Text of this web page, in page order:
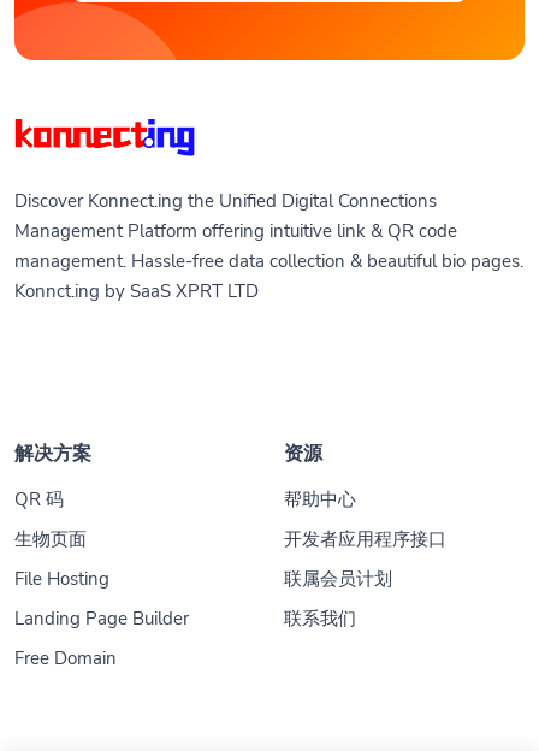
Discover Konnect.ing the Unified Digital Connections
Management Platform offering intuitive link & QR code
management. Hassle-free data collection & beautiful bio pages.
Konnct.ing by SaaS XPRT LTD
解决方案
QR 码
生物页面
File Hosting
Landing Page Builder
Free Domain
资源
帮助中心
开发者应用程序接口
联属会员计划
联系我们